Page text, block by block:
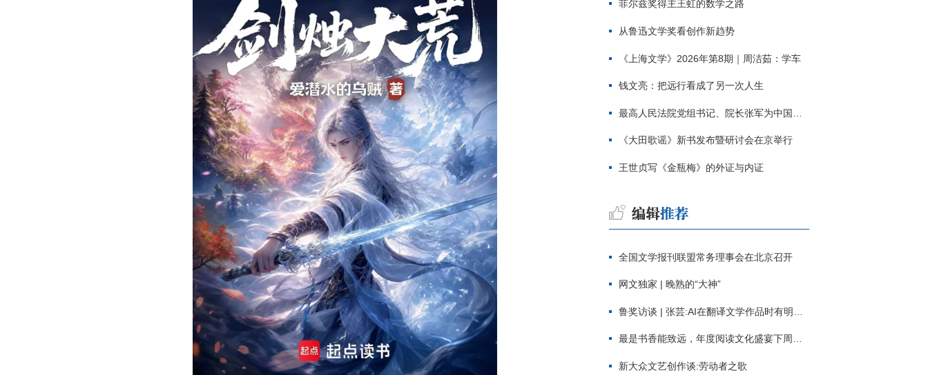
菲尔兹奖得主王虹的数学之路
从鲁迅文学奖看创作新趋势
《上海文学》2026年第8期｜周洁茹：学车
钱文亮：把远行看成了另一次人生
最高人民法院党组书记、院长张军为中国作协干部大讲堂授课
《大田歌谣》新书发布暨研讨会在京举行
王世贞写《金瓶梅》的外证与内证
全国文学报刊联盟常务理事会在北京召开
网文独家 | 晚熟的“大神”
鲁奖访谈 | 张芸:AI在翻译文学作品时有明显局限
最是书香能致远，年度阅读文化盛宴下周启幕
新大众文艺创作谈:劳动者之歌